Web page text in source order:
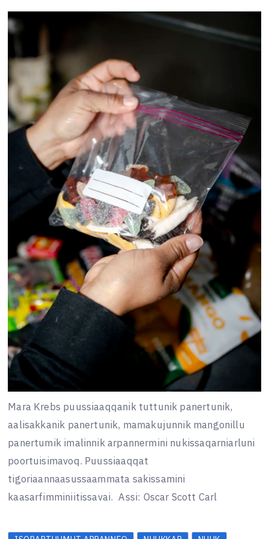
Mara Krebs puussiaaqqanik tuttunik panertunik,
aalisakkanik panertunik, mamakujunnik mangonillu
panertumik imalinnik arpannermini nukissaqarniarluni
poortuisimavoq. Puussiaaqqat
tigoriaannaasussaammata sakissamini
kaasarfimminiitissavai. Assi: Oscar Scott Carl